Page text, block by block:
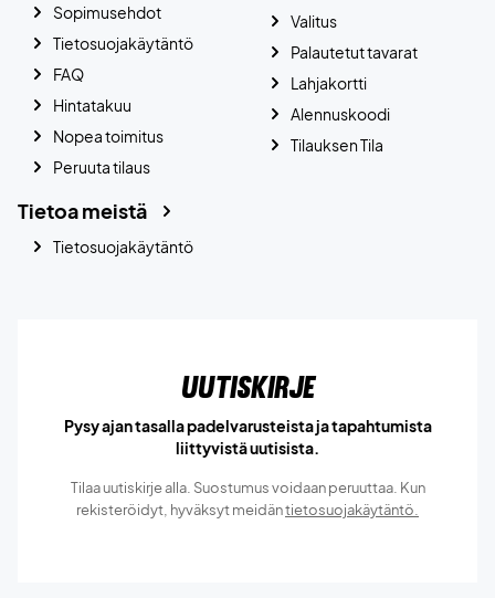
Sopimusehdot
Tietosuojakäytäntö
FAQ
Hintatakuu
Nopea toimitus
Peruuta tilaus
Valitus
Palautetut tavarat
Lahjakortti
Alennuskoodi
Tilauksen Tila
Tietoa meistä
Tietosuojakäytäntö
Uutiskirje
Pysy ajan tasalla padelvarusteista ja tapahtumista
liittyvistä uutisista.
Tilaa uutiskirje alla. Suostumus voidaan peruuttaa. Kun
rekisteröidyt, hyväksyt meidäntietosuojakäytäntö.